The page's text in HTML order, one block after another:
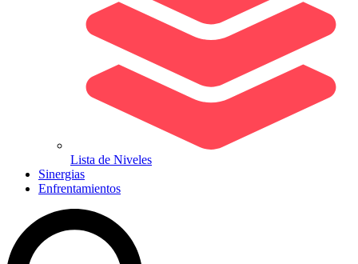
Lista de Niveles
Sinergias
Enfrentamientos